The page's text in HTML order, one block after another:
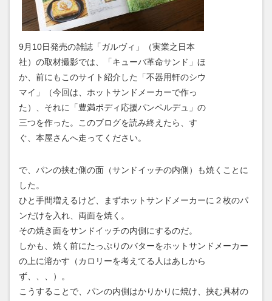
9月10日発売の雑誌「ガルヴィ」（実業之日本
社）の取材撮影では、「キューバ革命サンド」ほ
か、前にもこのサイト紹介した「不器用軒のシウ
マイ」（今回は、ホットサンドメーカーで作っ
た）、それに「豊満ボディ応援パンペルデュ」の
三つを作った。このブログを読み終えたら、す
ぐ、本屋さんへ走ってください。
で、パンの挟む側の面（サンドイッチの内側）も焼くことに
した。
ひと手間増えるけど、まずホットサンドメーカーに２枚のパ
ンだけを入れ、両面を焼く。
その焼き面をサンドイッチの内側にするのだ。
しかも、焼く前にたっぷりのバターをホットサンドメーカー
の上に溶かす（カロリーを考えてる人はあしから
ず、、、）。
こうすることで、パンの内側はかりかりに焼け、挟む具材の